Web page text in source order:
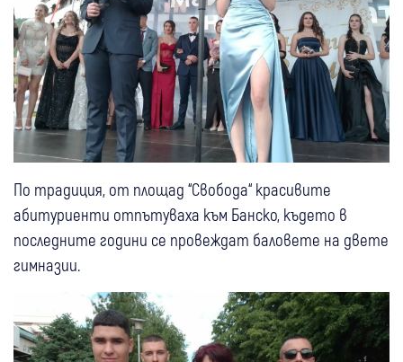
По традиция, от площад “Свобода“ красивите
абитуриенти отпътуваха към Банско, където в
последните години се провеждат баловете на двете
гимназии.